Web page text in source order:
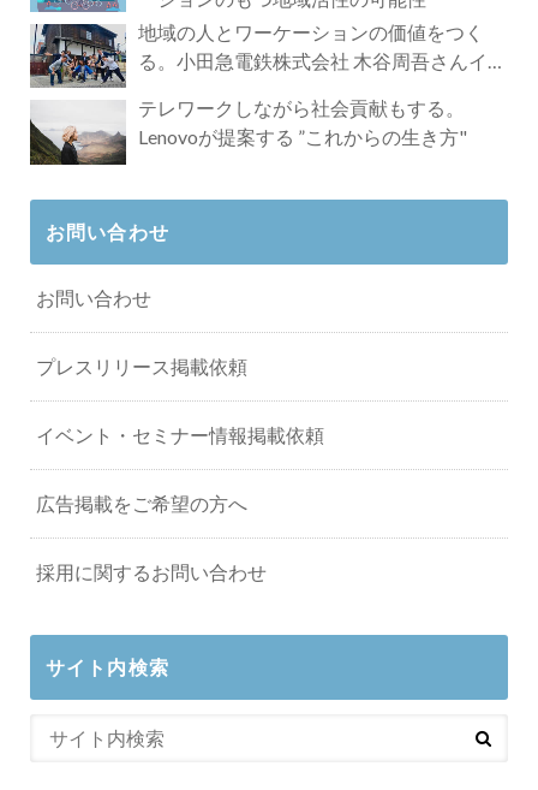
地域の人とワーケーションの価値をつく
る。小田急電鉄株式会社 木谷周吾さんイン
テレワークしながら社会貢献もする。
Lenovoが提案する ”これからの生き方"
お問い合わせ
お問い合わせ
プレスリリース掲載依頼
イベント・セミナー情報掲載依頼
広告掲載をご希望の方へ
採用に関するお問い合わせ
サイト内検索